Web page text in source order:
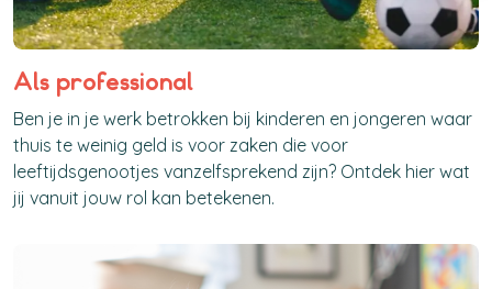
Als professional
Ben je in je werk betrokken bij kinderen en jongeren waar
thuis te weinig geld is voor zaken die voor
leeftijdsgenootjes vanzelfsprekend zijn? Ontdek hier wat
jij vanuit jouw rol kan betekenen.